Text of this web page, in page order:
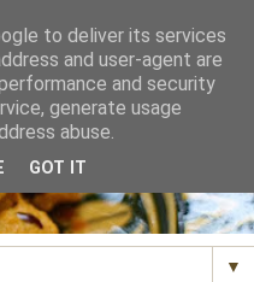
▼
to deliver its services
and user-agent are
and security
generate usage
abuse.
GOT IT